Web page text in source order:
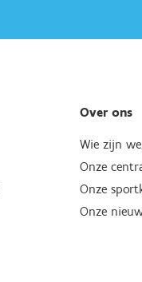
Over ons
Wie zijn
Onze
Onze
Onze